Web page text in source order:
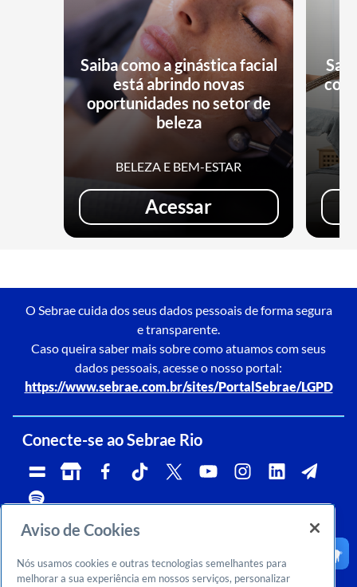
Saiba como a ginástica facial
está abrindo novas
oportunidades no setor de
beleza
BELEZA E BEM-ESTAR
Acessar
O Sebrae cuida dos seus dados pessoais de forma segura
e transparente.
Caso queira saber mais sobre como atuamos com seus
dados pessoais, acesse o nosso portal:
https://www.sebrae.com.br/sites/PortalSebrae/LGPD
Conecte-se ao Sebrae Rio
Telefone:
0800 570 0800
Whatsapp e Telegram:
(21)96576-7825
Ouvidoria:
CNPJ:
29.737.103/0001-10
Email:
falesebraerio@rj.sebrae.com.br
Aviso de Cookies
Nós usamos cookies e outras tecnologias semelhantes para
melhorar a sua experiência em nossos serviços, personalizar